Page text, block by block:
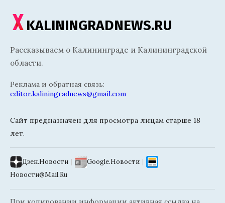
KALININGRADNEWS.RU
Рассказываем о Калининграде и Калининградской
области.
Реклама и обратная связь:
editor.kaliningradnews@gmail.com
Сайт предназначен для просмотра лицам старше 18
лет.
Дзен.Новости | Google.Новости |
Новости@Mail.Ru